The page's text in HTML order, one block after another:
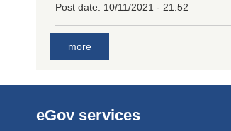
Post date: 10/11/2021 - 21:52
more
eGov services